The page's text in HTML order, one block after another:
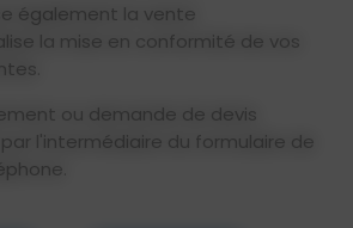
également la vente
la mise en conformité de vos
ou demande de devis
par l'intermédiaire du formulaire de